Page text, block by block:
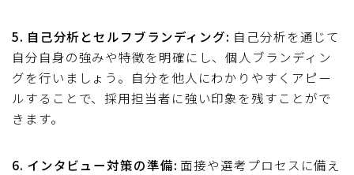
5. 自己分析とセルフブランディング: 自己分析を通じて
自分自身の強みや特徴を明確にし、個人ブランディン
グを行いましょう。自分を他人にわかりやすくアピー
ルすることで、採用担当者に強い印象を残すことがで
きます。
6. インタビュー対策の準備: 面接や選考プロセスに備え